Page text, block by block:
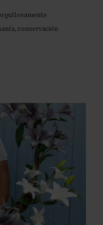
conservación